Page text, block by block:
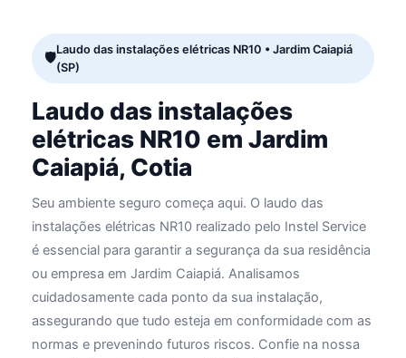
Laudo das instalações elétricas NR10 • Jardim Caiapiá
(SP)
Laudo das instalações
elétricas NR10 em Jardim
Caiapiá, Cotia
Seu ambiente seguro começa aqui. O laudo das
instalações elétricas NR10 realizado pelo Instel Service
é essencial para garantir a segurança da sua residência
ou empresa em Jardim Caiapiá. Analisamos
cuidadosamente cada ponto da sua instalação,
assegurando que tudo esteja em conformidade com as
normas e prevenindo futuros riscos. Confie na nossa